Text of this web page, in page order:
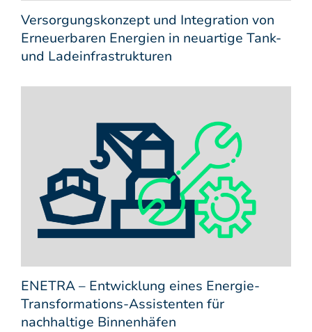
Versorgungskonzept und Integration von
Erneuerbaren Energien in neuartige Tank-
und Ladeinfrastrukturen
ENETRA – Entwicklung eines Energie-
Transformations-Assistenten für
nachhaltige Binnenhäfen